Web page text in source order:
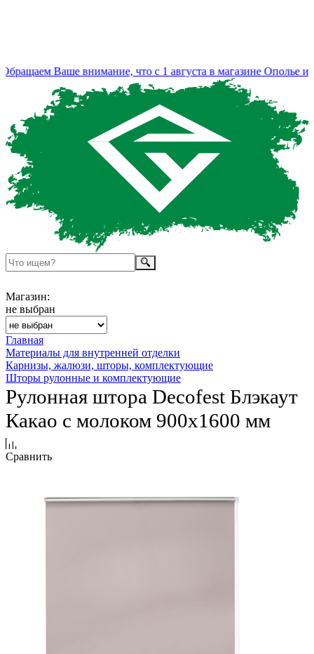
Ваше внимание, что с 1 августа в магазине Ополье
Магазин:
не выбран
Главная
Материалы для внутренней отделки
Карнизы, жалюзи, шторы, комплектующие
Шторы рулонные и комплектующие
Рулонная штора Decofest Блэкаут
Какао с молоком 900х1600 мм
Сравнить